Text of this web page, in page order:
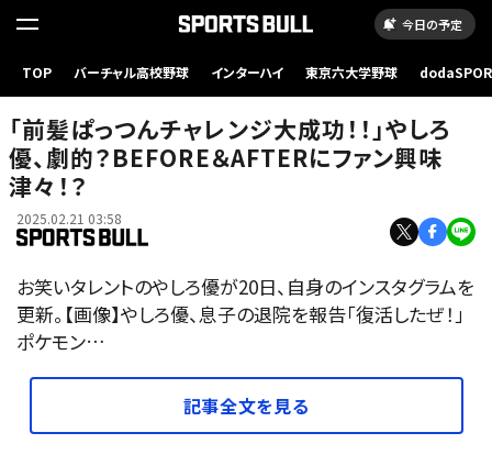
今日の予定
TOP バーチャル高校野球 インターハイ 東京六大学野球
「前髪ぱっつんチャレンジ大成功！！」やしろ
優、劇的？BEFORE＆AFTERにファン興味
津々！？
2025.02.21 03:58
お笑いタレントのやしろ優が20日、自身のインスタグラムを
更新。【画像】やしろ優、息子の退院を報告「復活したぜ！」
ポケモン…
記事全文を見る